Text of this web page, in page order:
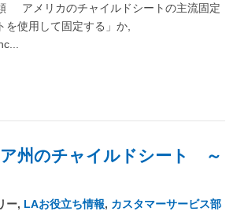
アメリカのチャイルドシートの主流固定
を使用して固定する」か,
州のチャイルドシート ～
ー, LAお役立ち情報, カスタマーサービス部